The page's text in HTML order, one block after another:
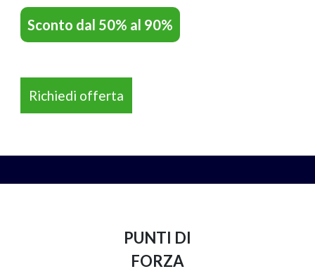
NAPEE –
Sconto dal 50% al 90%
Richiedi offerta
PUNTI DI
FORZA